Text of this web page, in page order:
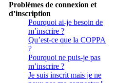
Problèmes de connexion et
d’inscription
Pourquoi ai-je besoin de
m’inscrire ?
Qu’est-ce que la COPPA
?
Pourquoi ne puis-je pas
m’inscrire ?
Je suis inscrit mais je ne